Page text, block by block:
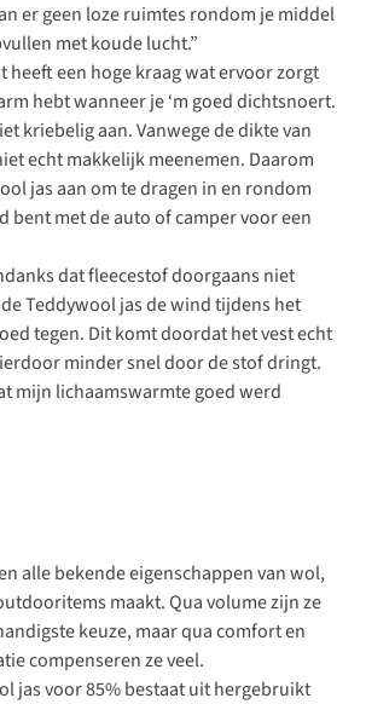
er geen loze ruimtes rondom je middel
met koude lucht.”
heeft een hoge kraag wat ervoor zorgt
hebt wanneer je ‘m goed dichtsnoert.
kriebelig aan. Vanwege de dikte van
echt makkelijk meenemen. Daarom
jas aan om te dragen in en rondom
bent met de auto of camper voor een
dat fleecestof doorgaans niet
Teddywool jas de wind tijdens het
tegen. Dit komt doordat het vest echt
minder snel door de stof dringt.
mijn lichaamswarmte goed werd
alle bekende eigenschappen van wol,
maakt. Qua volume zijn ze
keuze, maar qua comfort en
compenseren ze veel.
jas voor 85% bestaat uit hergebruikt